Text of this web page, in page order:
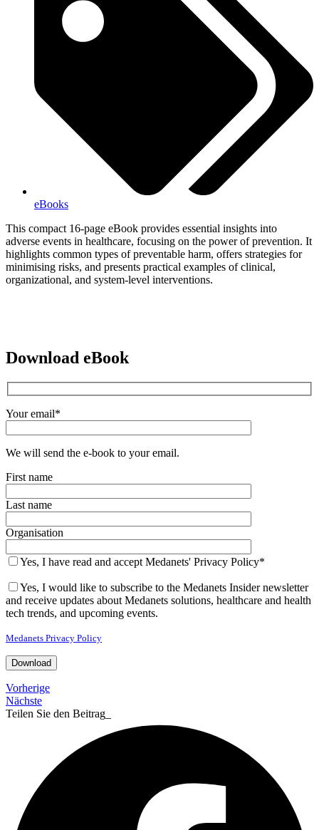
eBooks
This compact 16-page eBook provides essential insights into
adverse events in healthcare, focusing on the power of prevention. It
highlights common types of preventable harm, offers strategies for
minimising risks, and presents practical examples of clinical,
organizational, and system-level interventions.
Download eBook
Your email*
We will send the e-book to your email.
First name
Last name
Organisation
Yes, I have read and accept Medanets' Privacy Policy*
Yes, I would like to subscribe to the Medanets Insider newsletter
and receive updates about Medanets solutions, healthcare and health
tech trends, and upcoming events.
Medanets Privacy Policy
Vorherige
Nächste
Teilen Sie den Beitrag_